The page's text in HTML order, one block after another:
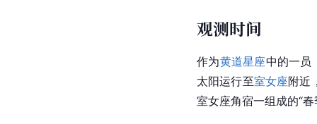
观测时间
作为黄道星座中的一员
太阳运行至室女座附近
室女座角宿一组成的“